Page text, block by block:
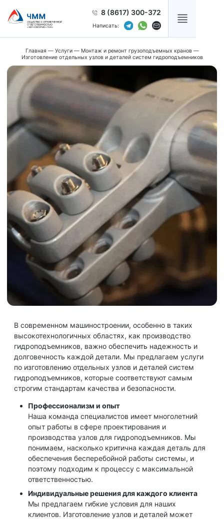
8 (8617) 300-372
Написать:
Главная — Услуги — Монтаж и ремонт грузоподъемных кранов —
Изготовление отдельных узлов и деталей систем гидроподъемников
Изготовление отдельных
узлов и деталей систем
гидроподъемников
Получить консультацию
В современном машиностроении, особенно в таких
высокотехнологичных областях, как производство
гидроподъемников, важно обеспечить надежность и
долговечность каждой детали. Мы предлагаем услуги
по изготовлению отдельных узлов и деталей систем
гидроподъемников, которые соответствуют самым
строгим стандартам качества и безопасности.
Профессионализм и опыт
Наша команда специалистов имеет многолетний
опыт работы в сфере проектирования и
производства узлов для гидроподъемников. Мы
понимаем, насколько критична каждая деталь для
обеспечения бесперебойной работы системы, и
поэтому подходим к процессу с максимальной
ответственностью.
Индивидуальные решения для каждого клиента
Мы предлагаем гибкие условия для наших
клиентов. Изготовление узлов и деталей может